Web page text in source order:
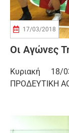
17/03/2018
Οι Αγώνες
Κυριακή 18/
ΠΡΟΔΕΥΤΙΚΗ